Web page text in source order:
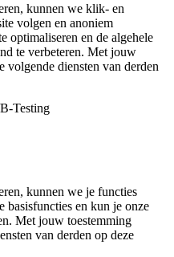
kunnen we klik- en
volgen en anoniem
optimaliseren en de algehele
te verbeteren. Met jouw
volgende diensten van derden
Testing
kunnen we je functies
basisfuncties en kun je onze
Met jouw toestemming
van derden op deze